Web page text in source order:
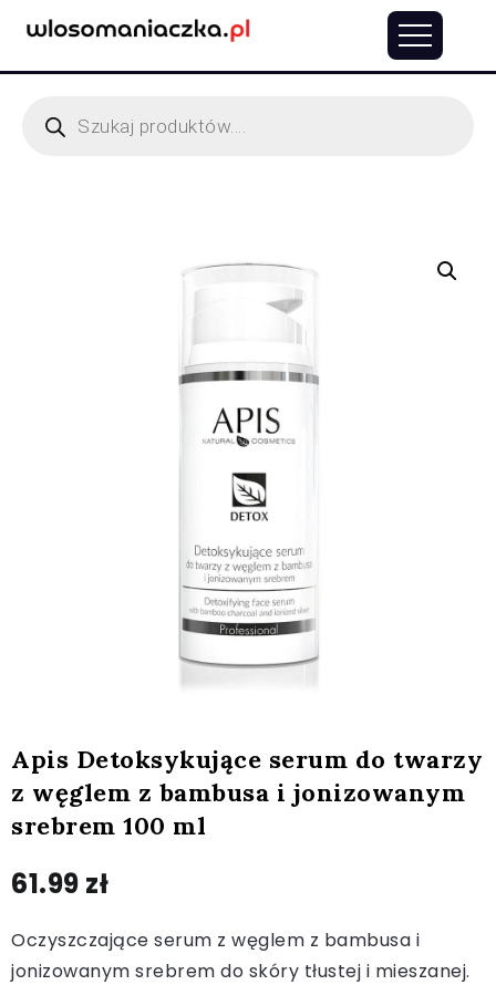
Apis Detoksykujące serum do twarzy
z węglem z bambusa i jonizowanym
srebrem 100 ml
61.99 zł
Oczyszczające serum z węglem z bambusa i
jonizowanym srebrem do skóry tłustej i mieszanej.